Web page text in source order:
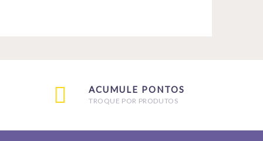
ACUMULE PONTOS
TROQUE POR PRODUTOS